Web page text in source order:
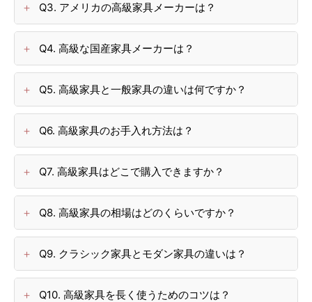
Q3. アメリカの高級家具メーカーは？
Q4. 高級な国産家具メーカーは？
Q5. 高級家具と一般家具の違いは何ですか？
Q6. 高級家具のお手入れ方法は？
Q7. 高級家具はどこで購入できますか？
Q8. 高級家具の相場はどのくらいですか？
Q9. クラシック家具とモダン家具の違いは？
Q10. 高級家具を長く使うためのコツは？